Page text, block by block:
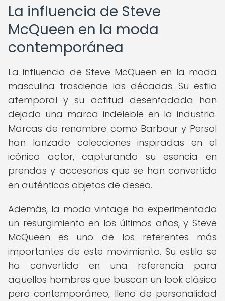
La influencia de Steve
McQueen en la moda
contemporánea
La influencia de Steve McQueen en la moda
masculina trasciende las décadas. Su estilo
atemporal y su actitud desenfadada han
dejado una marca indeleble en la industria.
Marcas de renombre como Barbour y Persol
han lanzado colecciones inspiradas en el
icónico actor, capturando su esencia en
prendas y accesorios que se han convertido
en auténticos objetos de deseo.
Además, la moda vintage ha experimentado
un resurgimiento en los últimos años, y Steve
McQueen es uno de los referentes más
importantes de este movimiento. Su estilo se
ha convertido en una referencia para
aquellos hombres que buscan un look clásico
pero contemporáneo, lleno de personalidad